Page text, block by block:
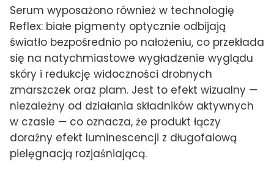
Serum wyposażono również w technologię
Reflex: białe pigmenty optycznie odbijają
światło bezpośrednio po nałożeniu, co przekłada
się na natychmiastowe wygładzenie wyglądu
skóry i redukcję widoczności drobnych
zmarszczek oraz plam. Jest to efekt wizualny —
niezależny od działania składników aktywnych
w czasie — co oznacza, że produkt łączy
doraźny efekt luminescencji z długofalową
pielęgnacją rozjaśniającą.